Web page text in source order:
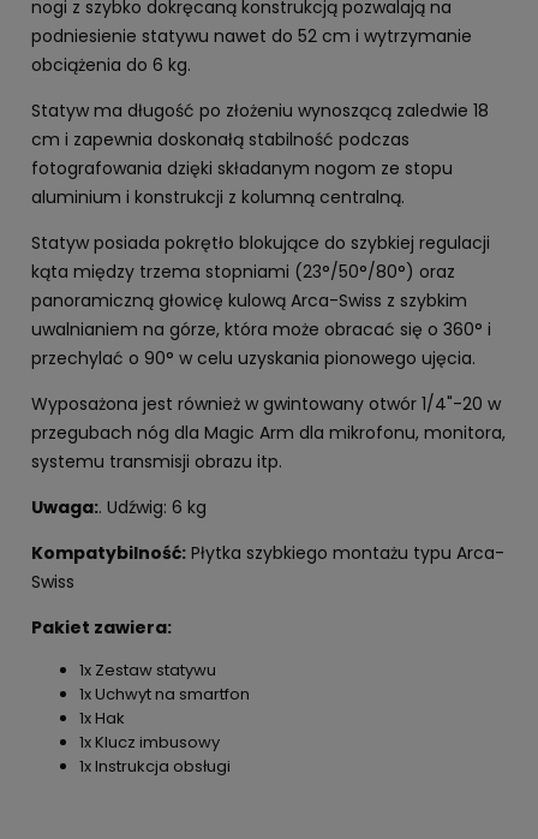
nogi z szybko dokręcaną konstrukcją pozwalają na
podniesienie statywu nawet do 52 cm i wytrzymanie
obciążenia do 6 kg.
Statyw ma długość po złożeniu wynoszącą zaledwie 18
cm i zapewnia doskonałą stabilność podczas
fotografowania dzięki składanym nogom ze stopu
aluminium i konstrukcji z kolumną centralną.
Statyw posiada pokrętło blokujące do szybkiej regulacji
kąta między trzema stopniami (23°/50°/80°) oraz
panoramiczną głowicę kulową Arca-Swiss z szybkim
uwalnianiem na górze, która może obracać się o 360° i
przechylać o 90° w celu uzyskania pionowego ujęcia.
Wyposażona jest również w gwintowany otwór 1/4"-20 w
przegubach nóg dla Magic Arm dla mikrofonu, monitora,
systemu transmisji obrazu itp.
Uwaga:. Udźwig: 6 kg
Kompatybilność: Płytka szybkiego montażu typu Arca-
Swiss
Pakiet zawiera:
1x Zestaw statywu
1x Uchwyt na smartfon
1x Hak
1x Klucz imbusowy
1x Instrukcja obsługi